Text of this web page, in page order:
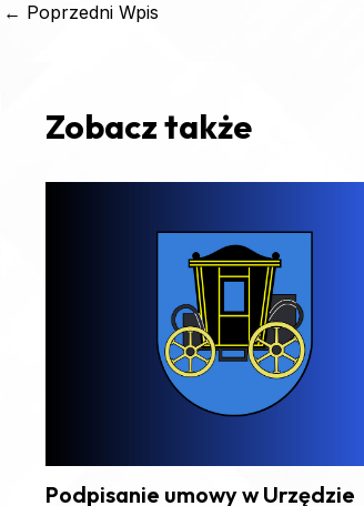
← Poprzedni Wpis
Zobacz także
Podpisanie umowy w Urzędzie